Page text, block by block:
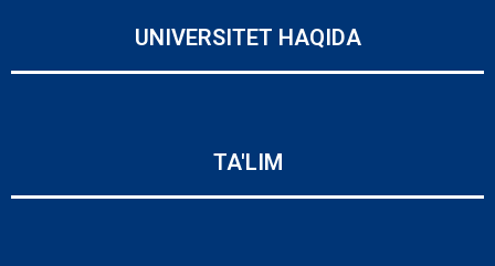
UNIVERSITET HAQIDA
TA'LIM